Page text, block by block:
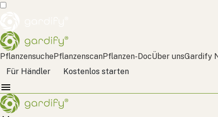
PflanzensuchePflanzenscanPflanzen-DocÜber unsGardify
Für Händler
Kostenlos starten